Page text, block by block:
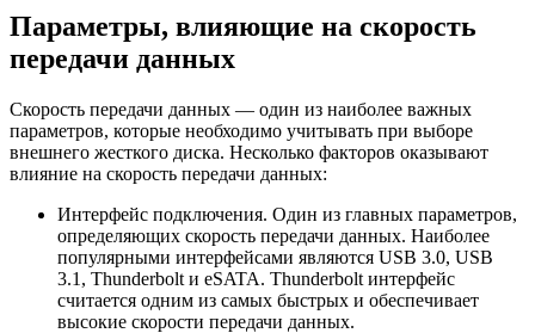
Параметры, влияющие на скорость
передачи данных
Скорость передачи данных — один из наиболее важных
параметров, которые необходимо учитывать при выборе
внешнего жесткого диска. Несколько факторов оказывают
влияние на скорость передачи данных:
Интерфейс подключения. Один из главных параметров,
определяющих скорость передачи данных. Наиболее
популярными интерфейсами являются USB 3.0, USB
3.1, Thunderbolt и eSATA. Thunderbolt интерфейс
считается одним из самых быстрых и обеспечивает
высокие скорости передачи данных.